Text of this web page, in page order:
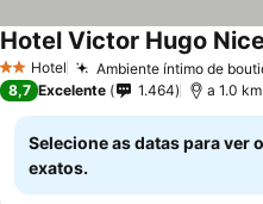
2 Estrelas
Hotel Ambiente íntimo de
Hotel Victor Hugo
8,7 Excelente 1.464 a 1.0
Selecione as datas para ver
exatos.